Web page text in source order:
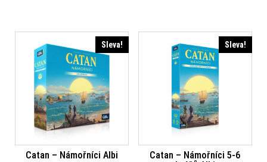
Sleva!
Catan – Námořníci Albi
Sleva!
Catan – Námořníci 5-6